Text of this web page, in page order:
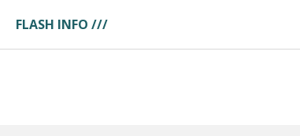
contenu
FLASH INFO ///